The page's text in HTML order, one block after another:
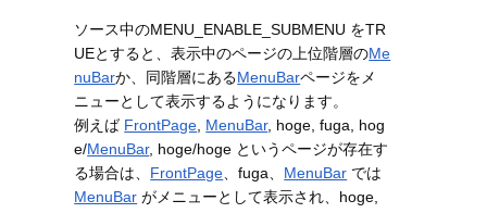
ソース中のMENU_ENABLE_SUBMENU をTR
UEとすると、表示中のページの上位階層のMe
nuBarか、同階層にあるMenuBarページをメ
ニューとして表示するようになります。
例えば FrontPage MenuBar, hoge, fuga, hog
e/MenuBar, hoge/hoge というページが存在す
る場合は、 FrontPage 、fuga、 MenuBar では
MenuBar がメニューとして表示され、hoge,